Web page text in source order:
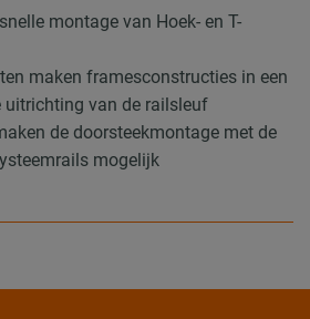
montage van Hoek- en T-
maken framesconstructies in een
uitrichting van de railsleuf
de doorsteekmontage met de
mogelijk